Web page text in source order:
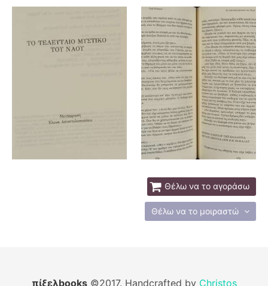
Θέλω να το αγοράσω
Θέλω να το μοιραστώ
πίξελbooks©2017. Handcrafted by Christos